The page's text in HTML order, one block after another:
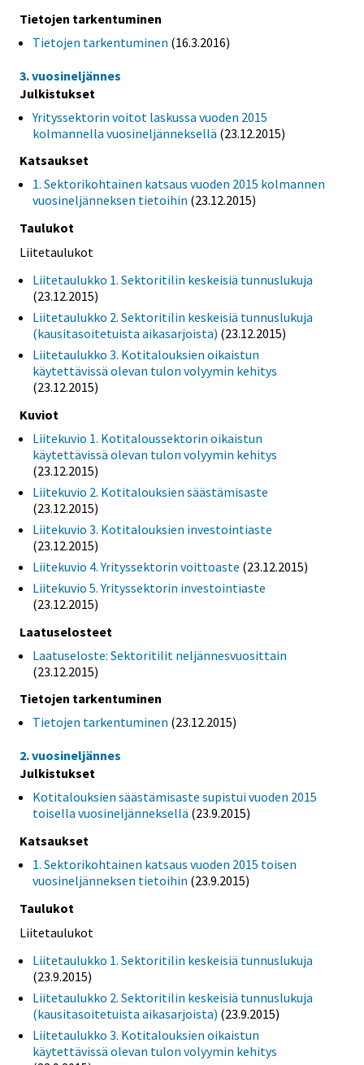
Tietojen tarkentuminen
Tietojen tarkentuminen (16.3.2016)
3. vuosineljännes
Julkistukset
Yrityssektorin voitot laskussa vuoden 2015
kolmannella vuosineljänneksellä (23.12.2015)
Katsaukset
1. Sektorikohtainen katsaus vuoden 2015 kolmannen
vuosineljänneksen tietoihin (23.12.2015)
Taulukot
Liitetaulukot
Liitetaulukko 1. Sektoritilin keskeisiä tunnuslukuja
(23.12.2015)
Liitetaulukko 2. Sektoritilin keskeisiä tunnuslukuja
(kausitasoitetuista aikasarjoista) (23.12.2015)
Liitetaulukko 3. Kotitalouksien oikaistun
käytettävissä olevan tulon volyymin kehitys
(23.12.2015)
Kuviot
Liitekuvio 1. Kotitaloussektorin oikaistun
käytettävissä olevan tulon volyymin kehitys
(23.12.2015)
Liitekuvio 2. Kotitalouksien säästämisaste
(23.12.2015)
Liitekuvio 3. Kotitalouksien investointiaste
(23.12.2015)
Liitekuvio 4. Yrityssektorin voittoaste (23.12.2015)
Liitekuvio 5. Yrityssektorin investointiaste
(23.12.2015)
Laatuselosteet
Laatuseloste: Sektoritilit neljännesvuosittain
(23.12.2015)
Tietojen tarkentuminen
Tietojen tarkentuminen (23.12.2015)
2. vuosineljännes
Julkistukset
Kotitalouksien säästämisaste supistui vuoden 2015
toisella vuosineljänneksellä (23.9.2015)
Katsaukset
1. Sektorikohtainen katsaus vuoden 2015 toisen
vuosineljänneksen tietoihin (23.9.2015)
Taulukot
Liitetaulukot
Liitetaulukko 1. Sektoritilin keskeisiä tunnuslukuja
(23.9.2015)
Liitetaulukko 2. Sektoritilin keskeisiä tunnuslukuja
(kausitasoitetuista aikasarjoista) (23.9.2015)
Liitetaulukko 3. Kotitalouksien oikaistun
käytettävissä olevan tulon volyymin kehitys